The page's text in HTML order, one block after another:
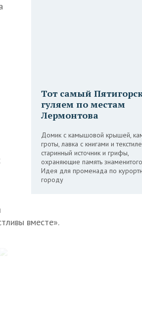
Тот самый
гуляем по местам
Лермонтова
Домик с камышовой крышей,
гроты, лавка с книгами и
старинный источник и грифы,
охраняющие память
Идея для променада по
городу
вместе».